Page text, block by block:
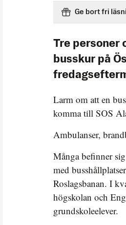
Ge bort fri
Tre personer
busskur på
Larm om att en
komma till SOS
Ambulanser,
Många befinner
med
Roslagsbanan. I
högskolan och
grundskoleelever.